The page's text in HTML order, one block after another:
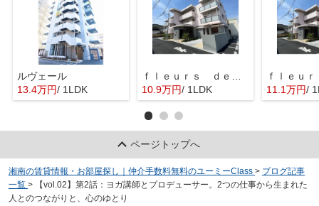
ルヴェール
13.4万円/ 1LDK
10.9万円/ 1LDK 11.1万円/
ページトップへ
湘南の賃貸情報・お部屋探し｜仲介手数料無料のユーミーClass > ブログ記事
一覧 >
【vol.02】第2話：ヨガ講師とプロデューサー。2つの仕事から生まれた
人とのつながりと、心のゆとり